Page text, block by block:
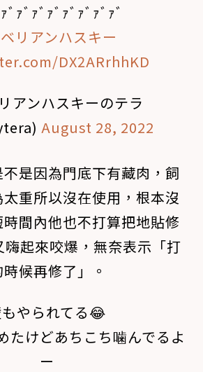
ﾞｧﾞｧﾞｧﾞｧﾞｧﾞｧﾞｧﾞ
リアンハスキー
DX2ARrhhKD
アンハスキーのテラ
August 28, 2022
是因為門底下有藏肉，飼
重所以沒在使用，根本沒
間內他也不打算把地貼修
起來咬爆，無奈表示「打
候再修了」。
やられてる😂
たけどあちこち噛んでるよ
ー